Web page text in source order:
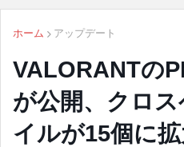
ホーム アップデート
VALORANTの
が公開、クロ
イルが15個に